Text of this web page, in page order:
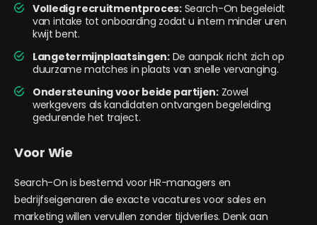
Volledig recruitmentproces:Search-On begeleidt
van intake tot onboarding zodat u intern minder uren
kwijt bent.
Langetermijnplaatsingen:De aanpak richt zich op
duurzame matches in plaats van snelle vervanging.
Ondersteuning voor beide partijen:Zowel
werkgevers als kandidaten ontvangen begeleiding
gedurende het traject.
Voor Wie
Search-On is bestemd voor HR-managers en
bedrijfseigenaren die exacte vacatures voor sales en
marketing willen vervullen zonder tijdverlies. Denk aan